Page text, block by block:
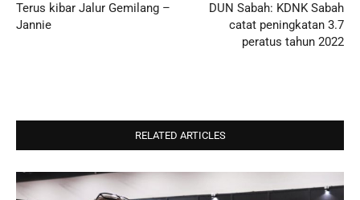
Terus kibar Jalur Gemilang –
Jannie
DUN Sabah: KDNK Sabah
catat peningkatan 3.7
peratus tahun 2022
RELATED ARTICLES